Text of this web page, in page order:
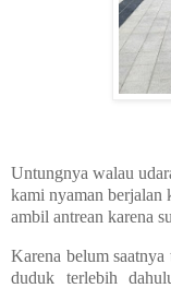
Untungnya walau
kami nyaman
ambil antrean karena
Karena belum
duduk terlebih